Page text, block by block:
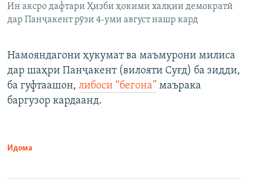
Ин аксро дафтари Ҳизби ҳокими халқии демократӣ
дар Панҷакент рӯзи 4-уми август нашр кард
Намояндагони ҳукумат ва маъмурони милиса
дар шаҳри Панҷакент (вилояти Суғд) ба зидди,
ба гуфтаашон, либоси “бегона” маърака
баргузор кардаанд.
Идома